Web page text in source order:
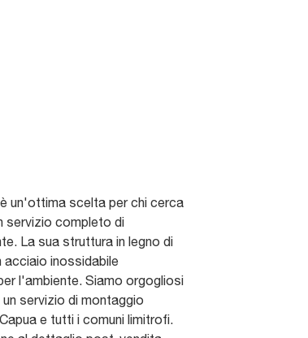
un'ottima scelta per chi cerca
servizio completo di
La sua struttura in legno di
acciaio inossidabile
l'ambiente. Siamo orgogliosi
servizio di montaggio
e tutti i comuni limitrofi.